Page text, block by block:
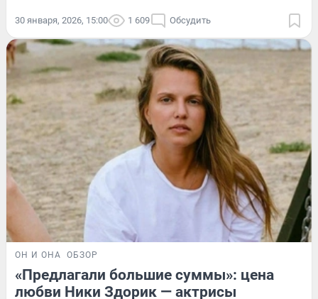
30 января, 2026, 15:00 1 609 Обсудить
ОН И ОНА ОБЗОР
«Предлагали большие суммы»: цена
любви Ники Здорик — актрисы